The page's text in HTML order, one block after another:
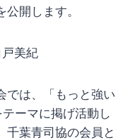
開します。
美紀
では、「もっと強い
ーマに掲げ活動し
千葉青司協の会員と